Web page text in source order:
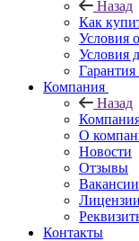
Назад
Как
Условия
Условия
Гарантия
Компания
Назад
О
Новости
Отзывы
Вакансии
Лицензии
Контакты